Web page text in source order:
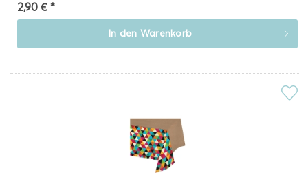
2,90 € *
In den Warenkorb